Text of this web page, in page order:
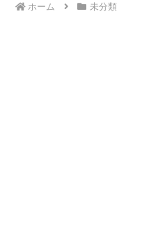
ホーム 未分類